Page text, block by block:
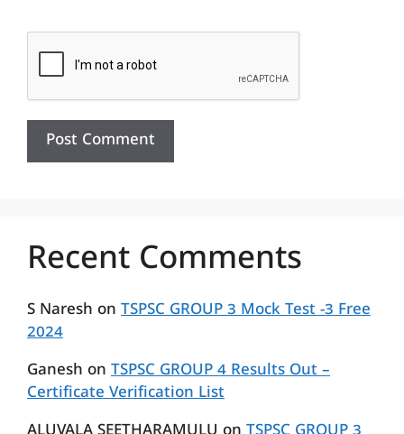
Recent Comments
S Naresh on TSPSC GROUP 3 Mock Test -3 Free
2024
Ganesh on TSPSC GROUP 4 Results Out –
Certificate Verification List